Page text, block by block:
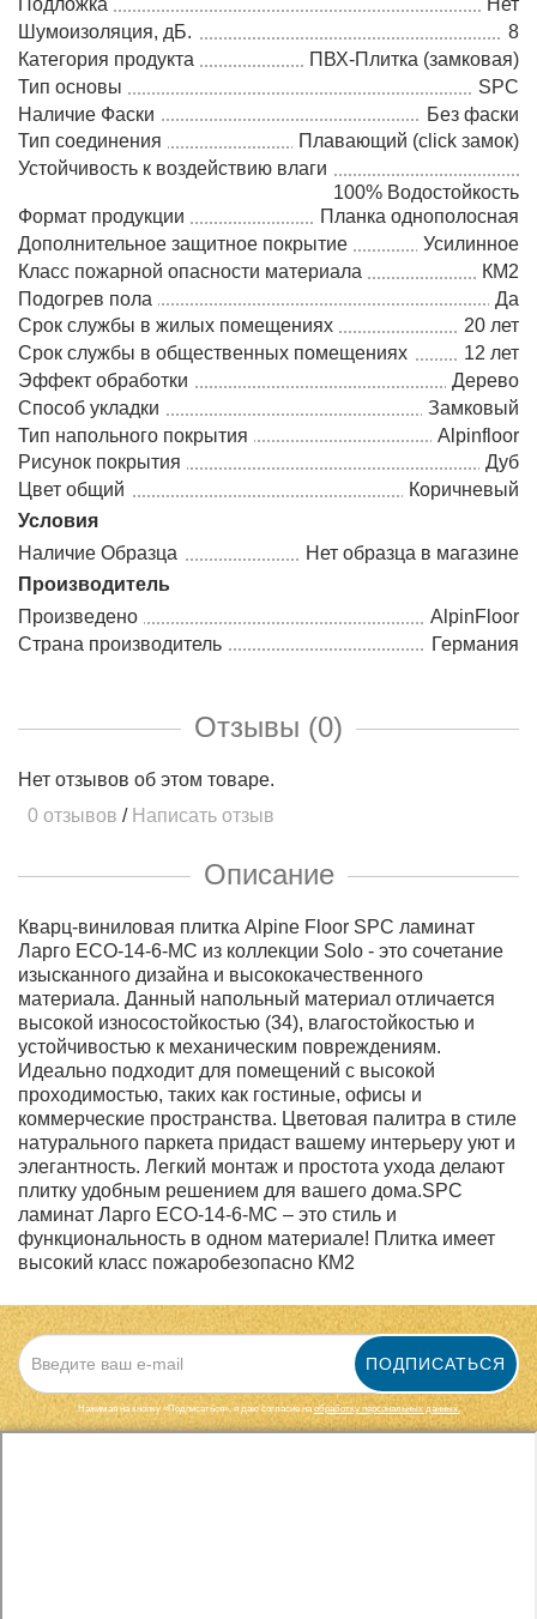
Подложка
Нет
Шумоизоляция, дБ.
8
Категория продукта
ПВХ-Плитка (замковая)
Тип основы
SPC
Наличие Фаски
Без фаски
Тип соединения
Плавающий (click замок)
Устойчивость к воздействию влаги
100% Водостойкость
Формат продукции
Планка однополосная
Дополнительное защитное покрытие
Усилинное
Класс пожарной опасности материала
КМ2
Подогрев пола
Да
Срок службы в жилых помещениях
20 лет
Срок службы в общественных помещениях
12 лет
Эффект обработки
Дерево
Способ укладки
Замковый
Тип напольного покрытия
Alpinfloor
Рисунок покрытия
Дуб
Цвет общий
Коричневый
Условия
Наличие Образца
Нет образца в магазине
Производитель
Произведено
AlpinFloor
Страна производитель
Германия
Отзывы (0)
Нет отзывов об этом товаре.
0 отзывов / Написать отзыв
Описание
Кварц-виниловая плитка Alpine Floor SPC ламинат
Ларго ЕСО-14-6-MC из коллекции Solo - это сочетание
изысканного дизайна и высококачественного
материала. Данный напольный материал отличается
высокой износостойкостью (34), влагостойкостью и
устойчивостью к механическим повреждениям.
Идеально подходит для помещений с высокой
проходимостью, таких как гостиные, офисы и
коммерческие пространства. Цветовая палитра в стиле
натурального паркета придаст вашему интерьеру уют и
элегантность. Легкий монтаж и простота ухода делают
плитку удобным решением для вашего дома.SPC
ламинат Ларго ЕСО-14-6-MC – это стиль и
функциональность в одном материале! Плитка имеет
высокий класс пожаробезопасно КМ2
ПОДПИСАТЬСЯ
Нажимая на кнопку «Подписаться», я даю cогласие наобработку персональных данных.